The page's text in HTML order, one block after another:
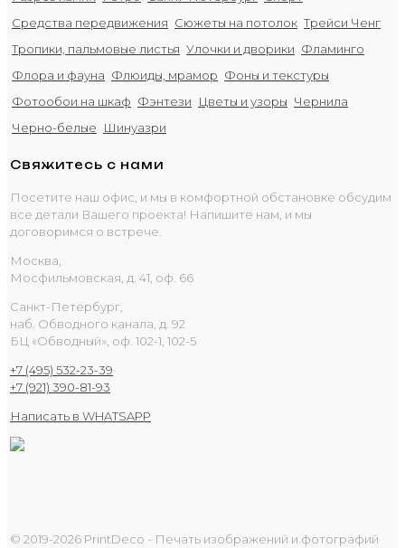
Средства передвижения Сюжеты на потолок Трейси Ченг
Тропики, пальмовые листья Улочки и дворики Фламинго
Флора и фауна Флюиды, мрамор Фоны и текстуры
Фотообои на шкаф Фэнтези Цветы и узоры Чернила
Черно-белые
Шинуазри
Свяжитесь с нами
Посетите наш офис, и мы в комфортной обстановке обсудим
все детали Вашего проекта! Напишите нам, и мы
договоримся о встрече.
Москва,
Мосфильмовская, д. 41, оф. 66
Санкт-Петербург,
наб. Обводного канала, д. 92
БЦ «Обводный», оф. 102-1, 102-5
+7 (495) 532-23-39
+7 (921) 390-81-93
Написать в WHATSAPP
© 2019-2026 PrintDeco - Печать изображений и фотографий